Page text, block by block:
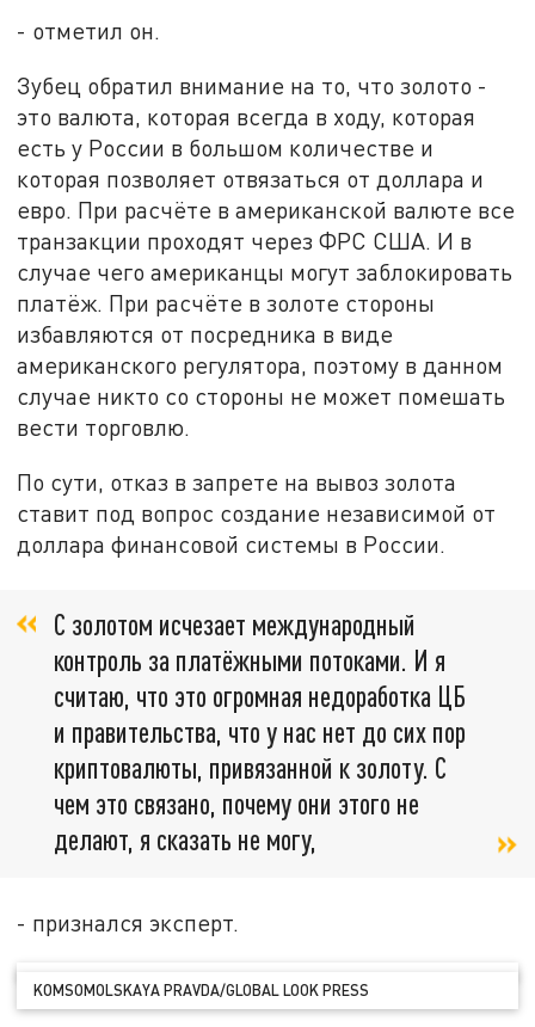
- отметил он.
Зубец обратил внимание на то, что золото -
это валюта, которая всегда в ходу, которая
есть у России в большом количестве и
которая позволяет отвязаться от доллара и
евро. При расчёте в американской валюте все
транзакции проходят через ФРС США. И в
случае чего американцы могут заблокировать
платёж. При расчёте в золоте стороны
избавляются от посредника в виде
американского регулятора, поэтому в данном
случае никто со стороны не может помешать
вести торговлю.
По сути, отказ в запрете на вывоз золота
ставит под вопрос создание независимой от
доллара финансовой системы в России.
С золотом исчезает международный
контроль за платёжными потоками. И я
считаю, что это огромная недоработка ЦБ
и правительства, что у нас нет до сих пор
криптовалюты, привязанной к золоту. С
чем это связано, почему они этого не
делают, я сказать не могу,
- признался эксперт.
KOMSOMOLSKAYA PRAVDA/GLOBAL LOOK PRESS